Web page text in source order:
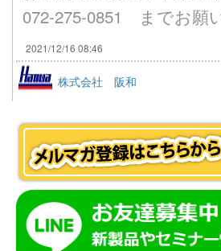
072-275-0851 までお願
2021/12/16 08:46
株式会社 阪和